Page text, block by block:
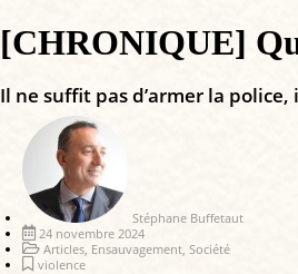
[CHRONIQUE]
Il ne suffit pas d’armer la
Stéphane Buffetaut
24 novembre 2024
Articles Ensauvagement Société
violence